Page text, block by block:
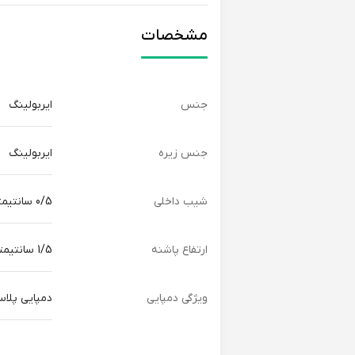
مشخصات
جنس ایربولینگ
جنس زیره ایربولینگ
شیب داخلی 0/5 سانتیمتر
ارتفاع پاشنه 1/5 سانتیمتر
ویژگی دمپایی دمپایی